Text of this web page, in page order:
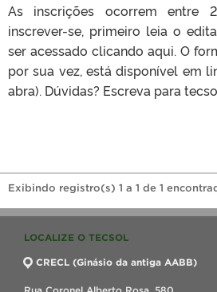
As inscrições ocorrem entre
inscrever-se, primeiro leia o
ser acessado clicando aqui. O
por sua vez, está disponível em
abra). Dúvidas? Escreva para
Exibindo registro(s) 1 a 1 de 1
LOCALIZE O TECSOL
CRECL (Ginásio da antiga AABB)
Rua Coronel Alberto Rosa, 580